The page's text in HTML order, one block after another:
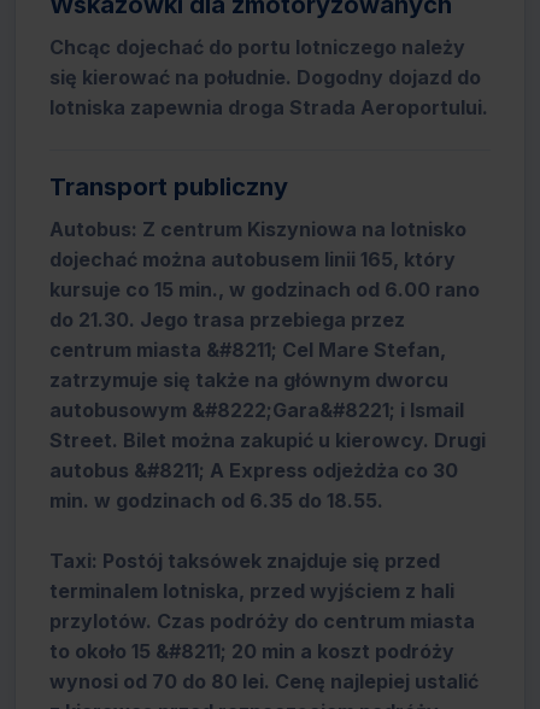
Chcąc dojechać do portu lotniczego należy
się kierować na południe. Dogodny dojazd do
lotniska zapewnia droga Strada Aeroportului.
Transport publiczny
Autobus: Z centrum Kiszyniowa na lotnisko
dojechać można autobusem linii 165, który
kursuje co 15 min., w godzinach od 6.00 rano
do 21.30. Jego trasa przebiega przez
centrum miasta &#8211; Cel Mare Stefan,
zatrzymuje się także na głównym dworcu
autobusowym &#8222;Gara&#8221; i Ismail
Street. Bilet można zakupić u kierowcy. Drugi
autobus &#8211; A Express odjeżdża co 30
min. w godzinach od 6.35 do 18.55.
Taxi: Postój taksówek znajduje się przed
terminalem lotniska, przed wyjściem z hali
przylotów. Czas podróży do centrum miasta
to około 15 &#8211; 20 min a koszt podróży
wynosi od 70 do 80 lei. Cenę najlepiej ustalić